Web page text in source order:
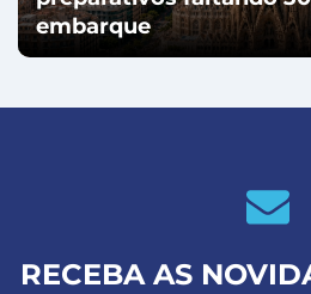
embarque
RECEBA AS